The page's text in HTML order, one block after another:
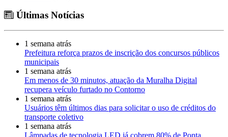
Últimas Notícias
1 semana atrás
Prefeitura reforça prazos de inscrição dos concursos públicos
municipais
1 semana atrás
Em menos de 30 minutos, atuação da Muralha Digital
recupera veículo furtado no Contorno
1 semana atrás
Usuários têm últimos dias para solicitar o uso de créditos do
transporte coletivo
1 semana atrás